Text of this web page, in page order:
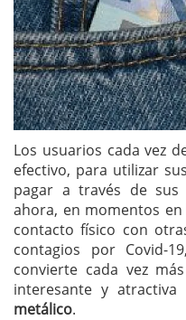
Los usuarios cada vez
efectivo, para utilizar sus
pagar a través de sus
ahora, en momentos
contacto físico con
contagios por Covid-
convierte cada vez
interesante y atractiva
metálico.